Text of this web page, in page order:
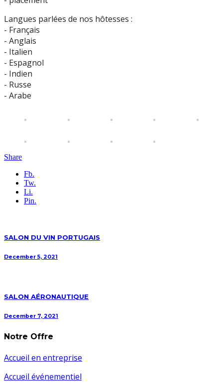
Langues parlées de nos hôtesses :
- Français
- Anglais
- Italien
- Espagnol
- Indien
- Russe
- Arabe
Share
Fb.
Tw.
Li.
Pin.
SALON DU VIN PORTUGAIS
December 5, 2021
SALON AÉRONAUTIQUE
December 7, 2021
Notre Offre
Accueil en entreprise
Accueil événementiel